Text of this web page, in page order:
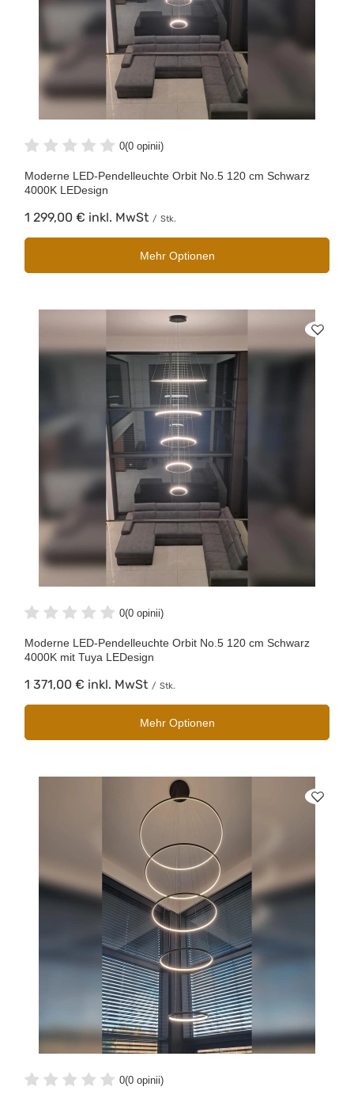
0(0 opinii)
Moderne LED-Pendelleuchte Orbit No.5 120 cm Schwarz
4000K LEDesign
1 299,00 € inkl. MwSt / Stk.
Mehr Optionen
0(0 opinii)
Moderne LED-Pendelleuchte Orbit No.5 120 cm Schwarz
4000K mit Tuya LEDesign
1 371,00 € inkl. MwSt / Stk.
Mehr Optionen
0(0 opinii)